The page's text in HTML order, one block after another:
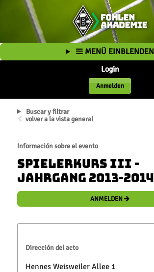
MENÜ EINBLENDEN
Login
Anmelden
Buscar y filtrar
volver a la vista general
Información sobre el evento
Spielerkurs III -
Jahrgang 2013-2014
ANMELDEN
Dirección del acto
Hennes Weisweiler Allee 1